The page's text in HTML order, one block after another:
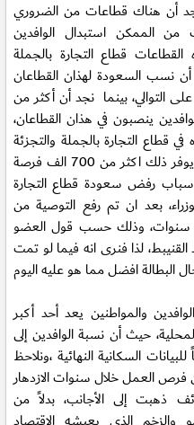
أن هناك قطاعات من الضروري
من الممكن استبدال الوافدين
قطاع التجارة بالجملة
أن نسب السعودة لهذان القطاعان
بالمائة و 7.6 بالمائة على التوالي، بينما نجد أن أكثر من
ينصبون في هذان القطاعان،
قطاع التجارة بالجملة والتجزئة
ليصل إلى 60 بالمائة تدريجيا، فسوف يوفر ذلك اكثر من 700 الف فرصة
رفض سعودة قطاع التجارة
بعد ان تم رفع التوصية من
وذلك حسب قول العضو
لذا فنرى انه فيما لو تمت
والمواطنين يعد أحد أكبر
حيث أن نسبة الوافدين إلى
33 بالمائة طبقاً للبيانات السكانية النهائية ،ونلاحظ
فرص العمل خلال سنوات الازدهار
ذهبت إلى الأجانب، بدلاً من